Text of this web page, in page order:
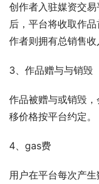
创作者入驻媒资交
后，平台将收取作
作者则拥有总销售收
3、作品赠与与销毁
作品被赠与或销毁
移价格按平台约定。
4、gas费
用户在平台每次产